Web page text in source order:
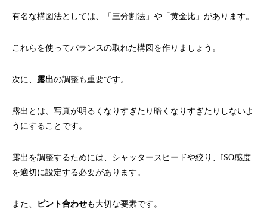
有名な構図法としては、「三分割法」や「黄金比」があります。
これらを使ってバランスの取れた構図を作りましょう。
次に、 露出の調整も重要です。
露出とは、写真が明るくなりすぎたり暗くなりすぎたりしないよ
うにすることです。
露出を調整するためには、シャッタースピードや絞り、ISO感度
を適切に設定する必要があります。
また、 ピント合わせも大切な要素です。